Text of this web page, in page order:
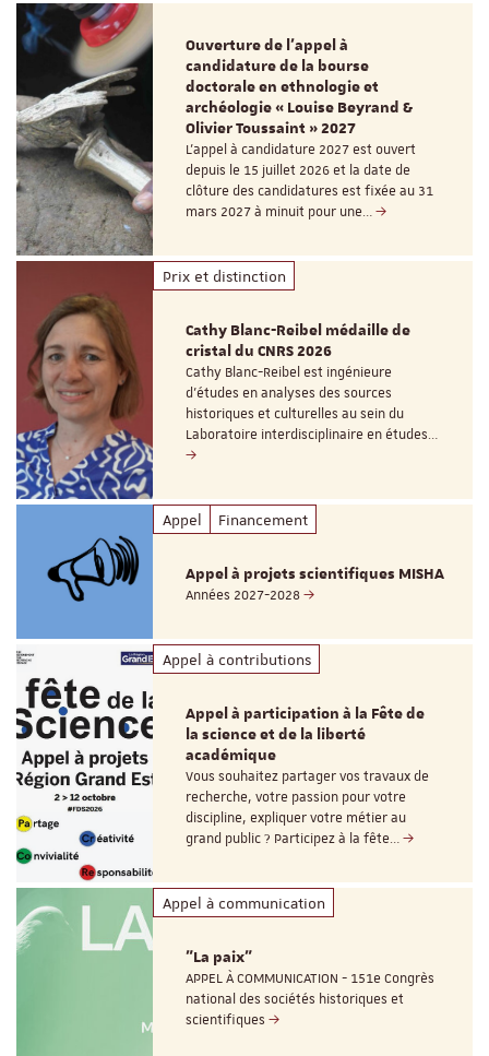
Ouverture de l'appel à
candidature de la bourse
doctorale en ethnologie et
archéologie « Louise Beyrand &
Olivier Toussaint » 2027
L’appel à candidature 2027 est ouvert
depuis le 15 juillet 2026 et la date de
clôture des candidatures est fixée au 31
mars 2027 à minuit pour une…
Prix et distinction
Cathy Blanc-Reibel médaille de
cristal du CNRS 2026
Cathy Blanc-Reibel est ingénieure
d’études en analyses des sources
historiques et culturelles au sein du
Laboratoire interdisciplinaire en études…
Appel Financement
Appel à projets scientifiques MISHA
Années 2027-2028
Appel à contributions
Appel à participation à la Fête de
la science et de la liberté
académique
Vous souhaitez partager vos travaux de
recherche, votre passion pour votre
discipline, expliquer votre métier au
grand public ? Participez à la fête…
Appel à communication
"La paix"
APPEL À COMMUNICATION - 151e Congrès
national des sociétés historiques et
scientifiques